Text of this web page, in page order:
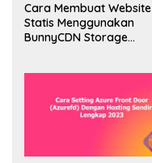
Cara Membuat Website
Statis Menggunakan
BunnyCDN Storage